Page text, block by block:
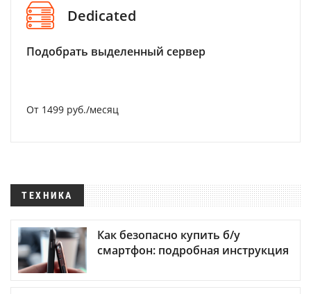
Dedicated
Подобрать выделенный сервер
От 1499 руб./месяц
ТЕХНИКА
Как безопасно купить б/у
смартфон: подробная инструкция